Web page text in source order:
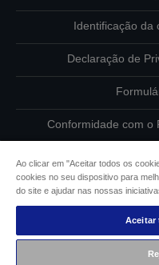
Identificação da
Declaração de
Conformidade com o
Compromisso da
Ao clicar em "Aceitar todos os
cookies no seu dispositivo para
do site e ajudar nas nossas
Aceitar